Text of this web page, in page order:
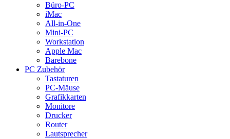
Büro-PC
iMac
All-in-One
Mini-PC
Workstation
Apple Mac
Barebone
PC Zubehör
Tastaturen
PC-Mäuse
Grafikkarten
Monitore
Drucker
Router
Lautsprecher